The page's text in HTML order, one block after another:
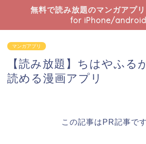
無料で読み放題のマンガアプ
for iPhone/android
マンガアプリ
【読み放題】ちはやふる
読める漫画アプリ
この記事はPR記事です